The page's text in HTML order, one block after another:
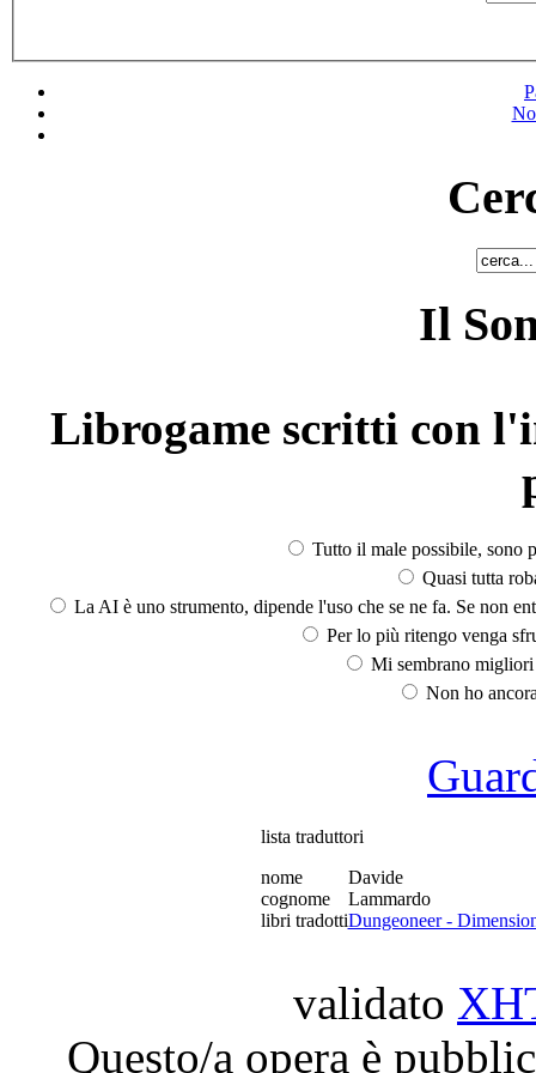
Il
Librogame scritti con
Tutto il male possibile, sono
Quasi tutta
La AI è uno strumento, dipende l'uso che se ne fa. Se non
Per lo più ritengo venga
Mi sembrano
Non ho
lista traduttori
nome
Davide
cognome
Lammardo
libri tradottiDungeoneer -
validato
Questo/a opera è